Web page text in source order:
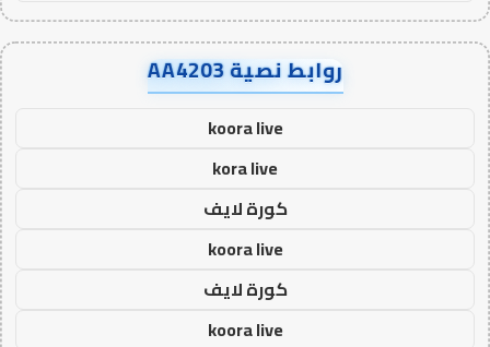
روابط نصية AA4203
koora live
kora live
كورة لايف
koora live
كورة لايف
koora live